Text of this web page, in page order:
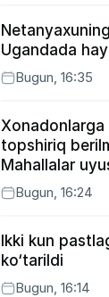
Ugandada
Bugun, 16:35
Xonadonlarga
topshiriq
Mahallalar
yurgan
Bugun, 16:24
Ikki kun
ko‘tarildi
Bugun, 16:14